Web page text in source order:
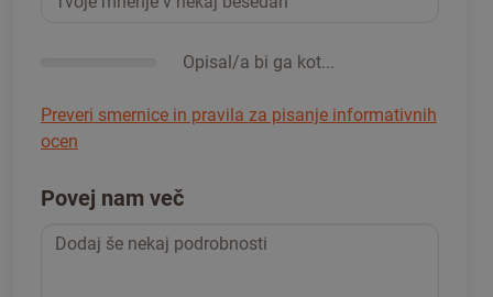
Opisal/a bi ga kot...
Preveri smernice in pravila za pisanje informativnih
ocen
Povej nam več